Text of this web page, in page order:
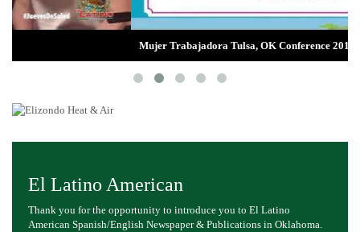
Mujer Trabajadora Tulsa, OK Conference 2018
El Latino American
Thank you for the opportunity to introduce you to El Latino
American Spanish/English Newspaper & Publications in Oklahoma.